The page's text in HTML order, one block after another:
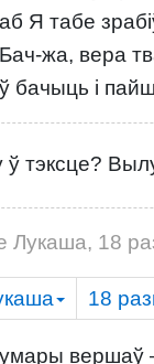
Я табе
жа, вера
бачыць і
тэксце?
Лукаша, 18
18
вершаў